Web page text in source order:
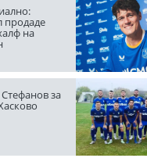
продаде
на
за